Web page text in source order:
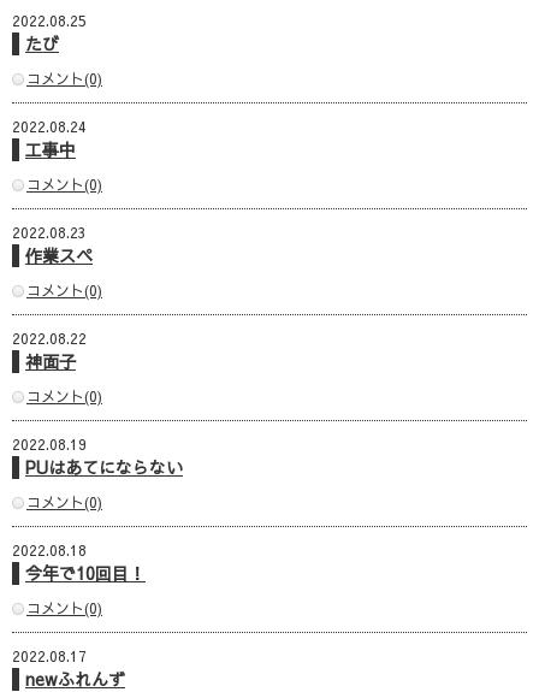
2022.08.25
たび
コメント(0)
2022.08.24
工事中
コメント(0)
2022.08.23
作業スペ
コメント(0)
2022.08.22
神面子
コメント(0)
2022.08.19
PUはあてにならない
コメント(0)
2022.08.18
今年で10回目！
コメント(0)
2022.08.17
newふれんず